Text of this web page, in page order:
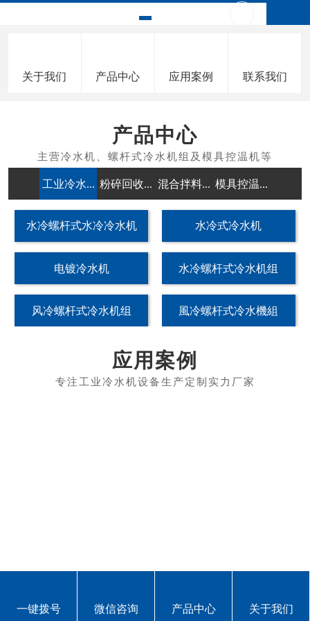
关于我们 产品中心 应用案例 联系我们
产品中心
工业冷水... 粉碎回收... 混合拌料... 模具控温...
水冷螺杆式水冷冷水机 水冷式冷水机
电镀冷水机 水冷螺杆式冷水机组
风冷螺杆式冷水机组 風冷螺杆式冷水機組
应用案例
专注工业冷水机/螺杆式冷水机/模具控温机等
一键拨号 微信咨询 产品中心 关于我们